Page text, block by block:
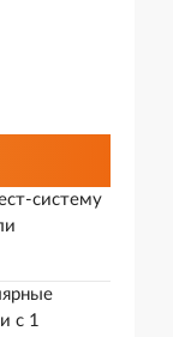
систему
с 1